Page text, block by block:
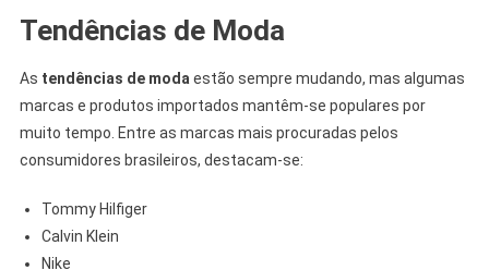
Tendências de Moda
As tendências de moda estão sempre mudando, mas algumas
marcas e produtos importados mantêm-se populares por
muito tempo. Entre as marcas mais procuradas pelos
consumidores brasileiros, destacam-se:
Tommy Hilfiger
Calvin Klein
Nike